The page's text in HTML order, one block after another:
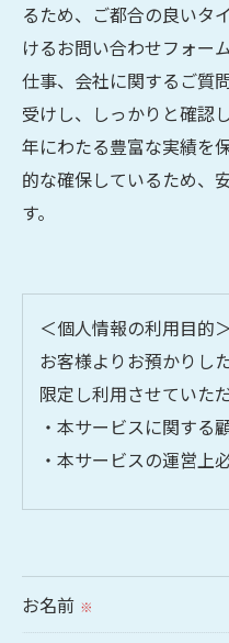
るため、ご都合の良いタ
けるお問い合わせフォー
仕事、会社に関するご質
受けし、しっかりと確認
年にわたる豊富な実績を
的な確保しているため、
す。
＜個人情報の利用目的＞
お客様よりお預かりし
限定し利用させていただ
・本サービスに関する
・本サービスの運営上
られた場合を除き、
お名前 ※